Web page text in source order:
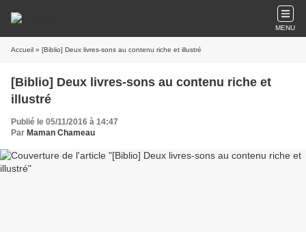
MENU
Accueil » [Biblio] Deux livres-sons au contenu riche et illustré
[Biblio] Deux livres-sons au contenu riche et
illustré
Publié le 05/11/2016 à 14:47
Par Maman Chameau